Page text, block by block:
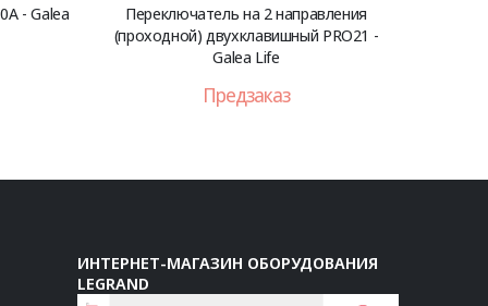
- Galea
Переключатель на 2 направления
(проходной) двухклавишный PRO21 -
Galea Life
Предзаказ
ИНТЕРНЕТ-МАГАЗИН ОБОРУДОВАНИЯ
LEGRAND